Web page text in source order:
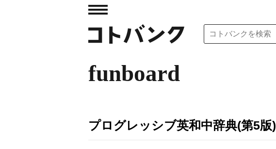
funboard
プログレッシブ英和中辞典(第5版)